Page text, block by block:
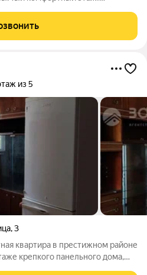
из 5
,3
квартира в престижном районе
крепкого панельного дома,